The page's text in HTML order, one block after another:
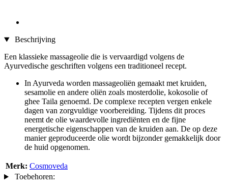
Beschrijving
Een klassieke massageolie die is vervaardigd volgens de
Ayurvedische geschriften volgens een traditioneel recept.
In Ayurveda worden massageoliën gemaakt met kruiden,
sesamolie en andere oliën zoals mosterdolie, kokosolie of
ghee Taila genoemd. De complexe recepten vergen enkele
dagen van zorgvuldige voorbereiding. Tijdens dit proces
neemt de olie waardevolle ingrediënten en de fijne
energetische eigenschappen van de kruiden aan. De op deze
manier geproduceerde olie wordt bijzonder gemakkelijk door
de huid opgenomen.
Merk: Cosmoveda
Toebehoren: